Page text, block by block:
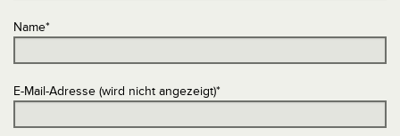
Name*
E-Mail-Adresse (wird nicht angezeigt)*